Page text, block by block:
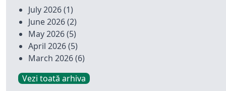
July 2026(1)
June 2026(2)
May 2026(5)
April 2026(5)
March 2026(6)
Vezi toată arhiva